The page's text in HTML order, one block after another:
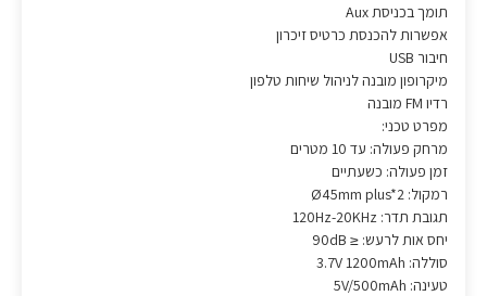
תומך בכניסת Aux
אפשרות להכנסת כרטיס זיכרון
חיבור USB
מיקרופון מובנה לניהול שיחות טלפון
רדיו FM מובנה
מפרט טכני:
מרחק פעולה: עד 10 מטרים
זמן פעולה: כשעתיים
רמקול: Ø45mm plus*2
תגובת תדר: 120Hz-20KHz
יחס אות לרעש: ≤ 90dB
סוללה: 3.7V 1200mAh
טעינה: 5V/500mAh